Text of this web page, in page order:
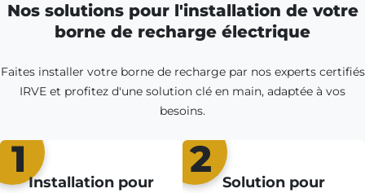
Nos solutions pour l'installation de votre
borne de recharge électrique
Faites installer votre borne de recharge par nos experts certifiés
IRVE et profitez d'une solution clé en main, adaptée à vos
besoins.
1
Installation pour
2
Solution pour